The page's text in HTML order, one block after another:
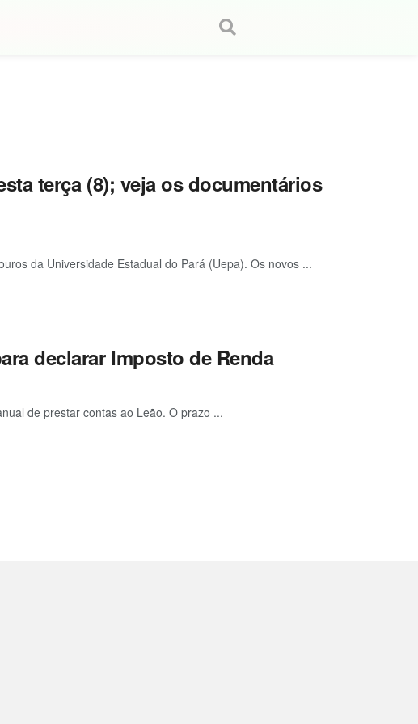
terça (8); veja os documentários
da Universidade Estadual do Pará (Uepa). Os novos ...
declarar Imposto de Renda
de prestar contas ao Leão. O prazo ...